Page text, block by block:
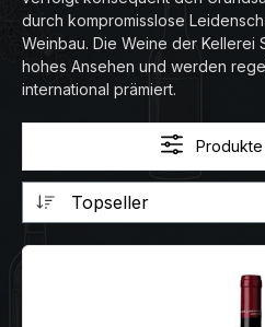
durch kompromisslose
Weinbau. Die Weine der Kellerei
hohes Ansehen und werden
international prämiert.